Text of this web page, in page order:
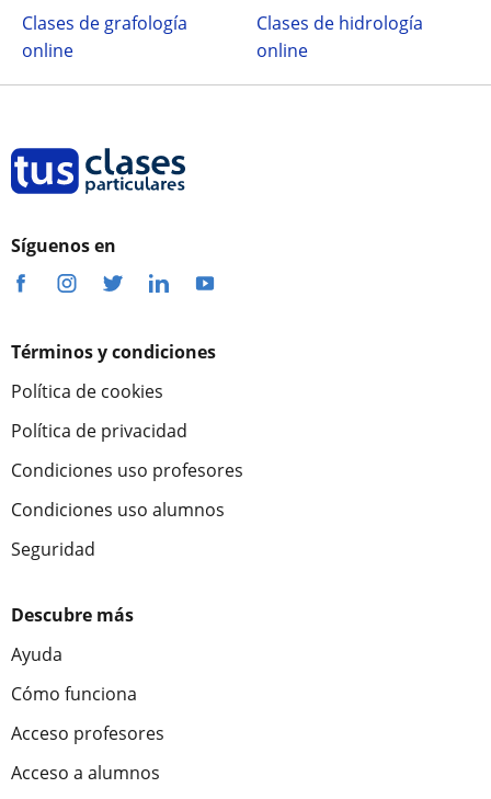
Clases de grafología
online
Clases de hidrología
online
Síguenos en
Términos y condiciones
Política de cookies
Política de privacidad
Condiciones uso profesores
Condiciones uso alumnos
Seguridad
Descubre más
Ayuda
Cómo funciona
Acceso profesores
Acceso a alumnos